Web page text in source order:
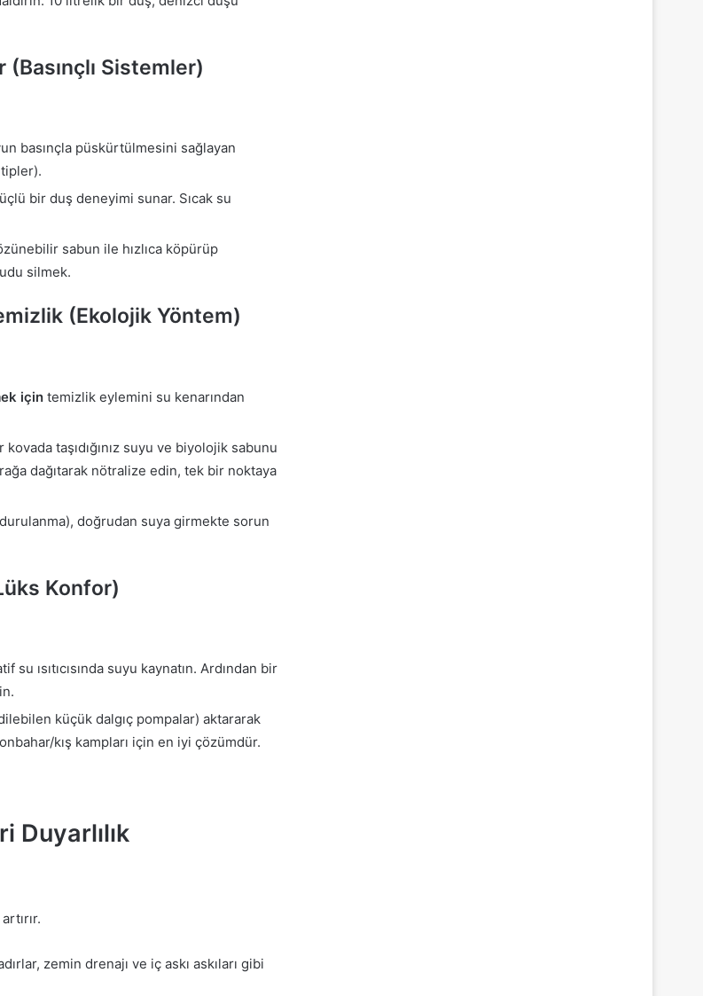
Sistemler)
basınçla püskürtülmesini sağlayan
bir duş deneyimi sunar. Sıcak su
sabun ile hızlıca köpürüp
silmek.
(Ekolojik Yöntem)
için temizlik eylemini su kenarından
taşıdığınız suyu ve biyolojik sabunu
dağıtarak nötralize edin, tek bir noktaya
doğrudan suya girmekte sorun
Konfor)
ısıtıcısında suyu kaynatın. Ardından bir
küçük dalgıç pompalar) aktararak
kış kampları için en iyi çözümdür.
Duyarlılık
zemin drenajı ve iç askı askıları gibi